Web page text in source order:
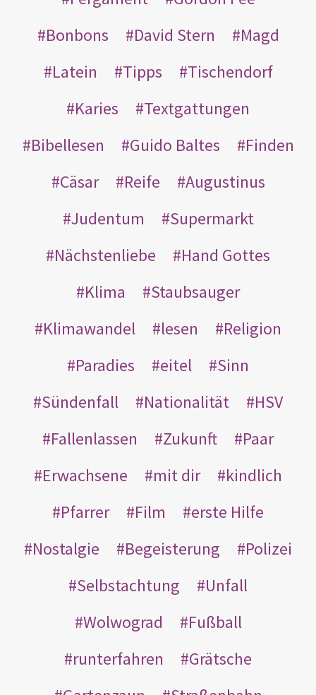
Bonbons
David Stern
Magd
Latein
Tipps
Tischendorf
Karies
Textgattungen
Bibellesen
Guido Baltes
Finden
Cäsar
Reife
Augustinus
Judentum
Supermarkt
Nächstenliebe
Hand Gottes
Klima
Staubsauger
Klimawandel
lesen
Religion
Paradies
eitel
Sinn
Sündenfall
Nationalität
HSV
Fallenlassen
Zukunft
Paar
Erwachsene
mit dir
kindlich
Pfarrer
Film
erste Hilfe
Nostalgie
Begeisterung
Polizei
Selbstachtung
Unfall
Wolwograd
Fußball
runterfahren
Grätsche